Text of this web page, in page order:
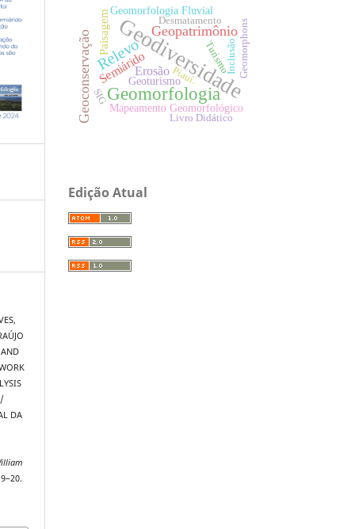
DA
Geodiversidade
Geomorfologia
Relevo
Geoconservação Geopatrimônio
SemiáridoErosão
Paisagem
Geoturismo
Geomorfologia Fluvial
Mapeamento Geomorfológico
Turismo Geomorphons
Livro Didático
Inclusão
SIG
Desmatamento
Piauí.
Edição Atual